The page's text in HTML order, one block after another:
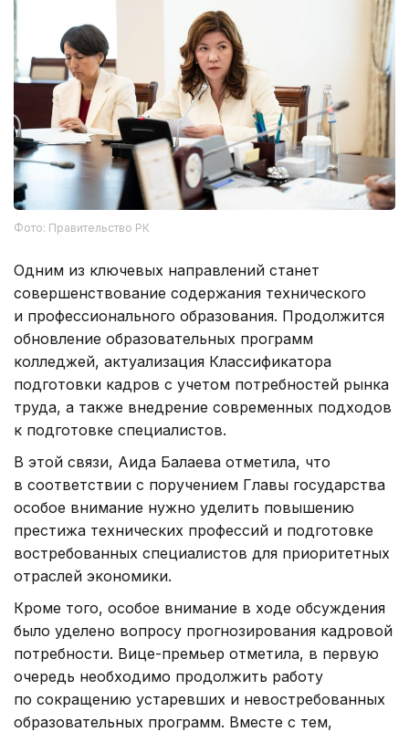
Фото: Правительство РК
Одним из ключевых направлений станет
совершенствование содержания технического
и профессионального образования. Продолжится
обновление образовательных программ
колледжей, актуализация Классификатора
подготовки кадров с учетом потребностей рынка
труда, а также внедрение современных подходов
к подготовке специалистов.
В этой связи, Аида Балаева отметила, что
в соответствии с поручением Главы государства
особое внимание нужно уделить повышению
престижа технических профессий и подготовке
востребованных специалистов для приоритетных
отраслей экономики.
Кроме того, особое внимание в ходе обсуждения
было уделено вопросу прогнозирования кадровой
потребности. Вице-премьер отметила, в первую
очередь необходимо продолжить работу
по сокращению устаревших и невостребованных
образовательных программ. Вместе с тем,